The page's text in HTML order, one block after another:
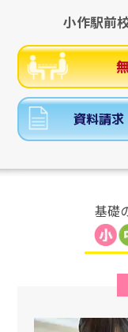
小作駅前
資料請求
基礎